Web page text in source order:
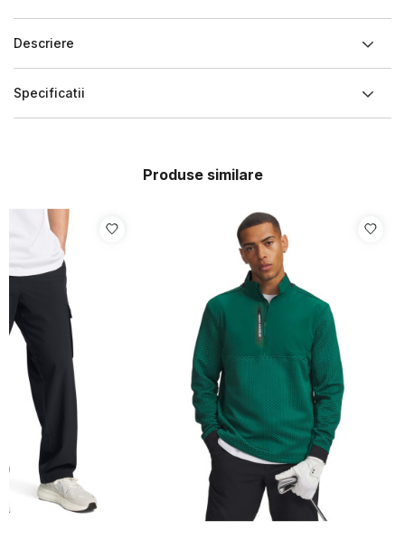
Descriere
Specificatii
Produse similare